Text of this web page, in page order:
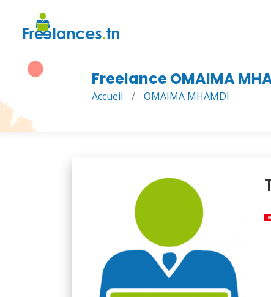
Freelance OMAIMA
Accueil / OMAIMA MHAMDI